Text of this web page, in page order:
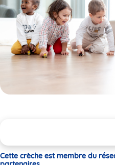
Cette crèche est membre du